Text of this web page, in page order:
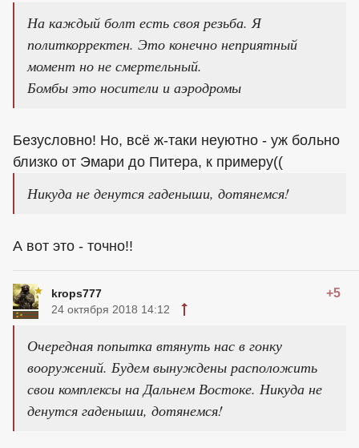
На каждый болт есть своя резьба. Я
политкорректен. Это конечно неприятный
момент но не смертельный.
Бомбы это носители и аэродромы
Безусловно! Но, всё ж-таки неуютно - уж больно
близко от Эмари до Питера, к примеру((
Никуда не денутся гаденыши, дотянемся!
А вот это - точно!!
krops777 +5
24 октября 2018 14:12
Очередная попытка втянуть нас в гонку
вооружений. Будем вынуждены расположить
свои комплексы на Дальнем Востоке. Никуда не
денутся гаденыши, дотянемся!